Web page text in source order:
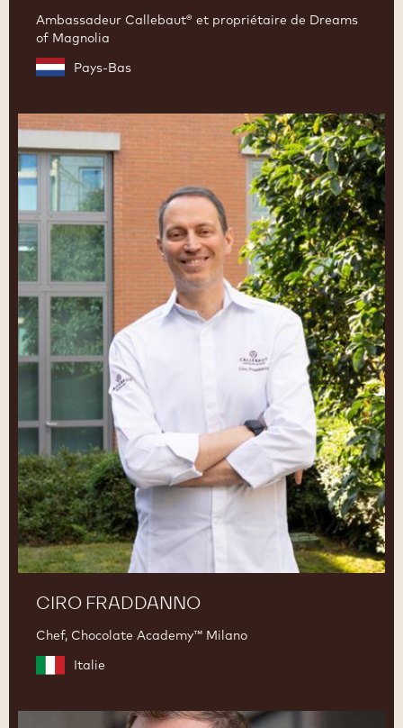
Ambassadeur Callebaut® et propriétaire de Dreams
of Magnolia
Pays-Bas
CIRO FRADDANNO
Chef, Chocolate Academy™ Milano
Italie
Ciro
Fraddanno